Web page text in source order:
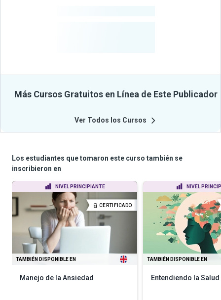
Más Cursos Gratuitos en Línea de Este Publicador
Ver Todos los Cursos
Los estudiantes que tomaron este curso también se
inscribieron en
NIVEL PRINCIPIANTE
CERTIFICADO
TAMBIÉN DISPONIBLE EN
Manejo de la Ansiedad
NIVEL
TAMBIÉN DISPONIBLE EN
Entendiendo la